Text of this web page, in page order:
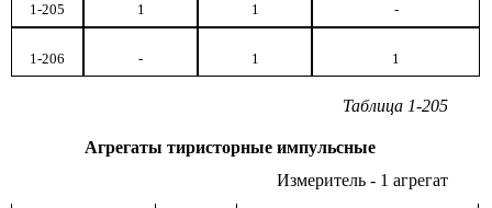
1-205 1 1 -
1-206 - 1 1
Таблица 1-205
Агрегаты тиристорные импульсные
Измеритель - 1 агрегат